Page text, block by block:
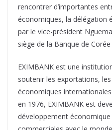
rencontrer d’importantes
économiques, la délégation
par le vice-président
siège de la Banque de Corée
EXIMBANK est une
soutenir les exportations,
économiques
en 1976, EXIMBANK est
développement